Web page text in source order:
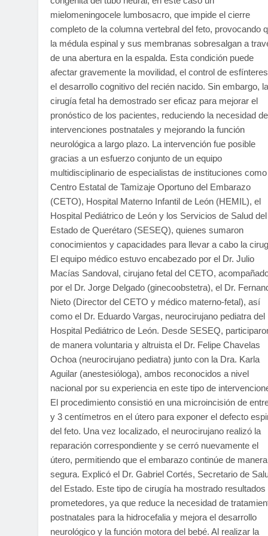
mielomeningocele lumbosacro, que impide el cierre
completo de la columna vertebral del feto, provocando
la médula espinal y sus membranas sobresalgan a
de una abertura en la espalda. Esta condición puede
afectar gravemente la movilidad, el control de
el desarrollo cognitivo del recién nacido. Sin embargo, la
cirugía fetal ha demostrado ser eficaz para mejorar el
pronóstico de los pacientes, reduciendo la necesidad de
intervenciones postnatales y mejorando la función
neurológica a largo plazo. La intervención fue posible
gracias a un esfuerzo conjunto de un equipo
multidisciplinario de especialistas de instituciones
Centro Estatal de Tamizaje Oportuno del Embarazo
(CETO), Hospital Materno Infantil de León (HEMIL), el
Hospital Pediátrico de León y los Servicios de Salud del
Estado de Querétaro (SESEQ), quienes sumaron
conocimientos y capacidades para llevar a cabo la
El equipo médico estuvo encabezado por el Dr. Julio
Macías Sandoval, cirujano fetal del CETO,
por el Dr. Jorge Delgado (ginecoobstetra), el Dr.
Nieto (Director del CETO y médico materno-fetal), así
como el Dr. Eduardo Vargas, neurocirujano pediatra del
Hospital Pediátrico de León. Desde SESEQ,
de manera voluntaria y altruista el Dr. Felipe Chavelas
Ochoa (neurocirujano pediatra) junto con la Dra. Karla
Aguilar (anestesióloga), ambos reconocidos a nivel
nacional por su experiencia en este tipo de
El procedimiento consistió en una microincisión de
y 3 centímetros en el útero para exponer el defecto
del feto. Una vez localizado, el neurocirujano realizó la
reparación correspondiente y se cerró nuevamente el
útero, permitiendo que el embarazo continúe de manera
segura. Explicó el Dr. Gabriel Cortés, Secretario de
del Estado. Este tipo de cirugía ha mostrado resultados
prometedores, ya que reduce la necesidad de
postnatales para la hidrocefalia y mejora el desarrollo
neurológico y la función motora del bebé. Al realizar la